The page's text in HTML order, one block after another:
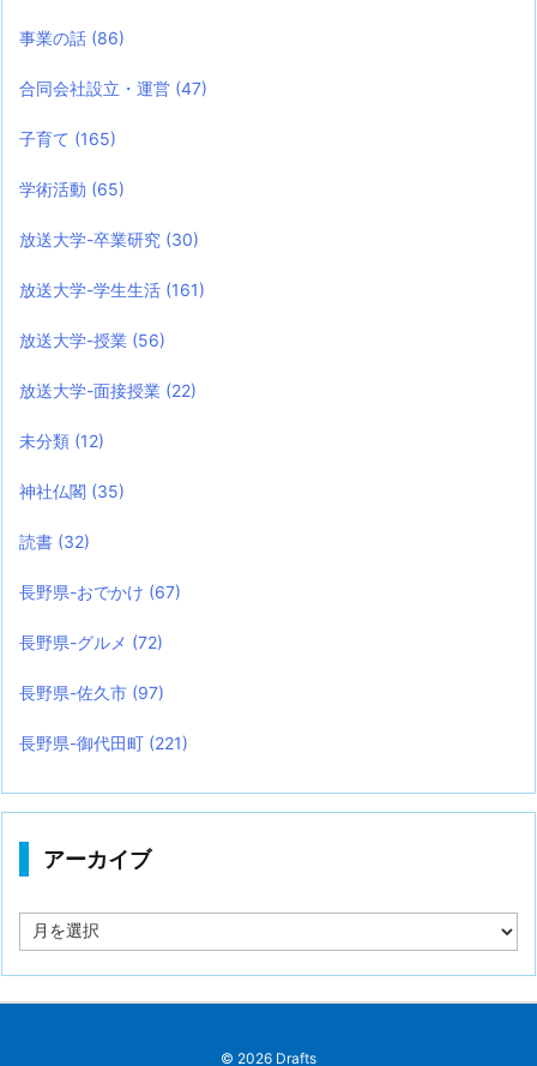
事業の話 (86)
合同会社設立・運営 (47)
子育て (165)
学術活動 (65)
放送大学-卒業研究 (30)
放送大学-学生生活 (161)
放送大学-授業 (56)
放送大学-面接授業 (22)
未分類 (12)
神社仏閣 (35)
読書 (32)
長野県-おでかけ (67)
長野県-グルメ (72)
長野県-佐久市 (97)
長野県-御代田町 (221)
アーカイブ
ー
© 2026 Drafts